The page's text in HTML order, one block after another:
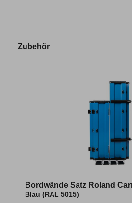
Zubehör
Bordwände Satz Roland
Blau (RAL 5015)